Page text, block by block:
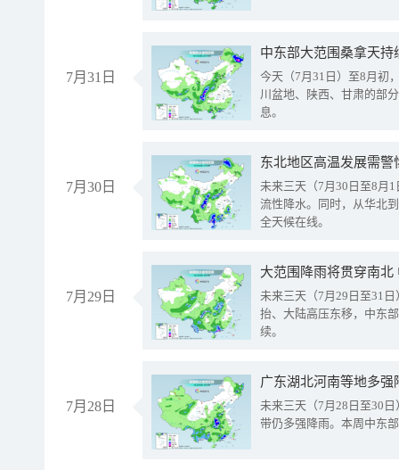
7月31日
中东部大范围桑拿天
今天（7月31日）至8月初
川盆地、陕西、甘肃的部
息。
7月30日
东北地区高温发展需
未来三天（7月30日至8月
流性降水。同时，从华北
全天候在线。
7月29日
大范围降雨将贯穿南
未来三天（7月29日至31
抬、大陆高压东移，中东
续。
7月28日
广东湖北河南等地多
未来三天（7月28日至30
带仍多强降雨。本周中东